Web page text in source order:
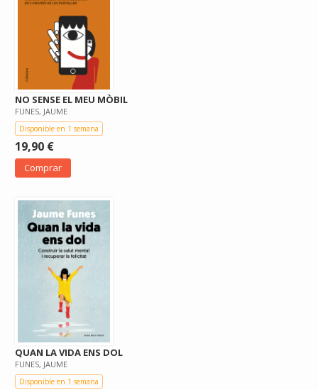
NO SENSE EL MEU MÒBIL
FUNES, JAUME
Disponible en 1 semana
19,90 €
Comprar
QUAN LA VIDA ENS DOL
FUNES, JAUME
Disponible en 1 semana